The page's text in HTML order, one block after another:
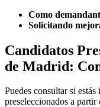
Como
Solicitando
Candidatos
de Madrid:
Puedes consultar si
preseleccionados a